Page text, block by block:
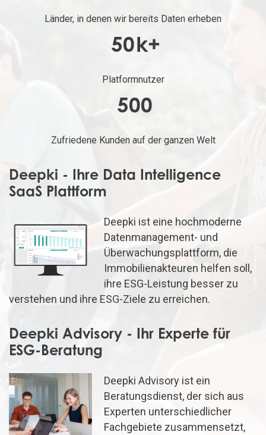
Länder, in denen wir bereits Daten erheben
50k+
Platformnutzer
500
Zufriedene Kunden auf der ganzen Welt
Deepki - Ihre Data Intelligence
SaaS Plattform
Deepki ist eine hochmoderne
Datenmanagement- und
Überwachungsplattform, die
Immobilienakteuren helfen soll,
ihre ESG-Leistung besser zu
verstehen und ihre ESG-Ziele zu erreichen.
Deepki Advisory - Ihr Experte für
ESG-Beratung
Deepki Advisory ist ein
Beratungsdienst, der sich aus
Experten unterschiedlicher
Fachgebiete zusammensetzt,